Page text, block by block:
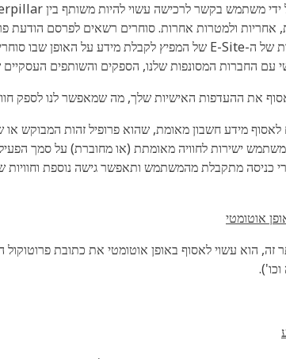
עם החברות המסונפות שלנו, הספקים והשותפים
את ההעדפות האישיות שלך, מה שמאפשר לנו לספק
ישירות לחוויה מאומתת (או מחוברת) על סמך
כניסה מתקבלת מהמשתמש ותאפשר גישה נוספת
אוטומטי